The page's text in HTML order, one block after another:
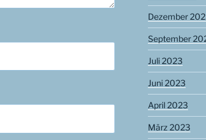
Dezember
September
Juli 2023
Juni 2023
April 2023
März 2023